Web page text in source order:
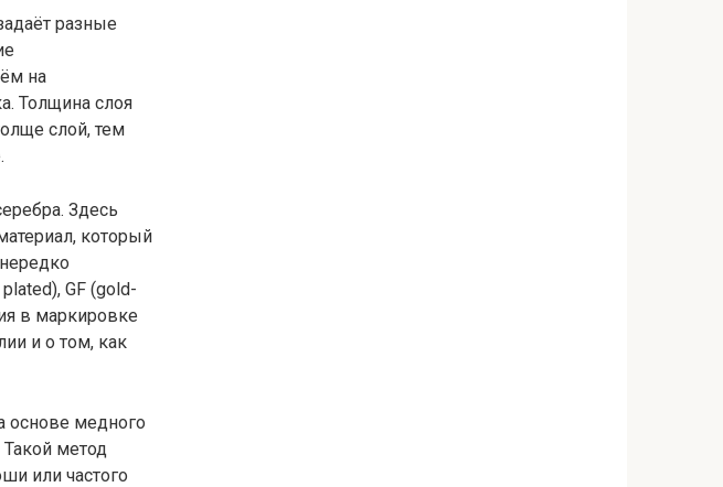
разные
на
Толщина слоя
слой, тем
Здесь
который
GF (gold-
в маркировке
и о том, как
основе медного
Такой метод
или частого